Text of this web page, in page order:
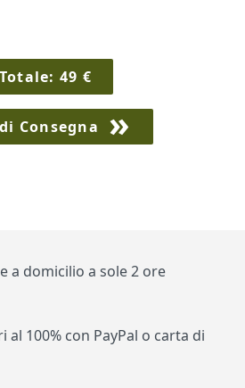
Totale:49 €
Consegna
a domicilio a sole 2 ore
al 100% con PayPal o carta di